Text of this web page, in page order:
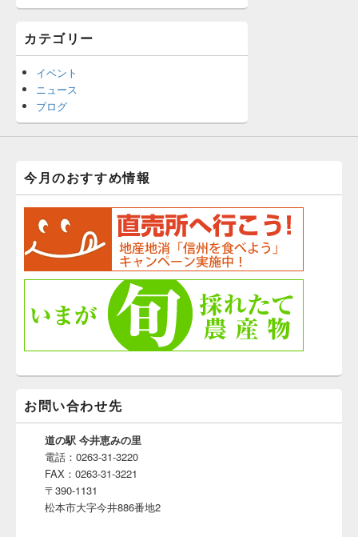
カテゴリー
イベント
ニュース
ブログ
今月のおすすめ情報
お問い合わせ先
道の駅 今井恵みの里
電話：0263-31-3220
FAX：0263-31-3221
〒390-1131
松本市大字今井886番地2